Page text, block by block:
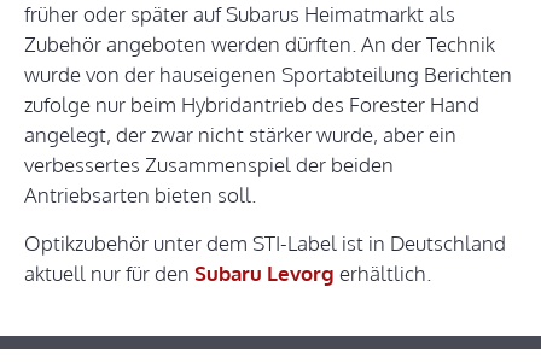
früher oder später auf Subarus Heimatmarkt als
Zubehör angeboten werden dürften. An der Technik
wurde von der hauseigenen Sportabteilung Berichten
zufolge nur beim Hybridantrieb des Forester Hand
angelegt, der zwar nicht stärker wurde, aber ein
verbessertes Zusammenspiel der beiden
Antriebsarten bieten soll.
Optikzubehör unter dem STI-Label ist in Deutschland
aktuell nur für den Subaru Levorg erhältlich.